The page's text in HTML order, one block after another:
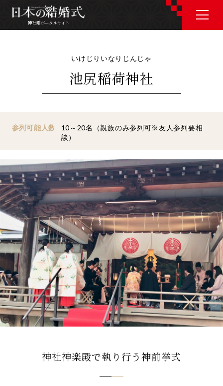
J P E N
神社婚会場を探す
衣裳を探す
和婚コラム
先輩カップル実例
クリップリスト
神社婚ポータルサイト
いけじりいなりじんじゃ
池尻稲荷神社
参列可能人数
10～20名（親族のみ参列可※友人参列要相
談）
神社神楽殿で執り行う神前挙式